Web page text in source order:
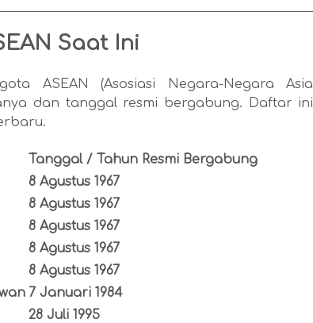
Saat Ini
ASEAN (Asosiasi Negara-Negara Asia
dan tanggal resmi bergabung. Daftar ini
Tanggal / Tahun Resmi Bergabung
8 Agustus 1967
8 Agustus 1967
8 Agustus 1967
8 Agustus 1967
8 Agustus 1967
7 Januari 1984
28 Juli 1995